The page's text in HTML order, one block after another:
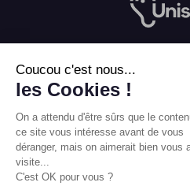
Coucou c'est nous...
les Cookies !
On a attendu d'être sûrs que le
ce site vous intéresse avant de vous
déranger, mais on aimerait bien vous
visite...
C'est OK pour vous ?
L’équipe de
Conditions